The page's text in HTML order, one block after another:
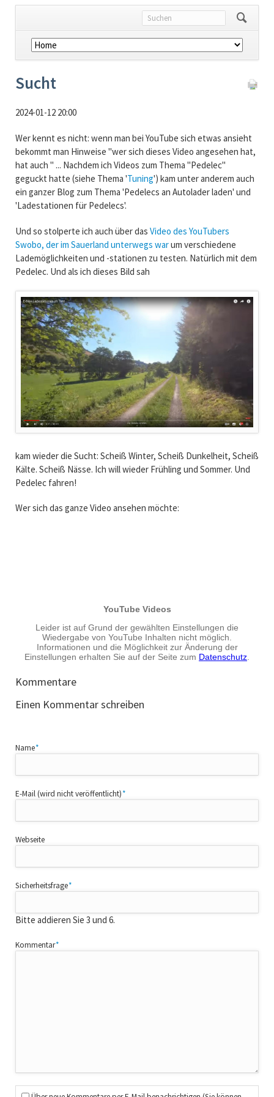
Navigation
überspringen
Sucht
2024-01-12 20:00
Wer kennt es nicht: wenn man bei YouTube sich etwas ansieht
bekommt man Hinweise "wer sich dieses Video angesehen hat,
hat auch " ... Nachdem ich Videos zum Thema "Pedelec"
geguckt hatte (siehe Thema 'Tuning') kam unter anderem auch
ein ganzer Blog zum Thema 'Pedelecs an Autolader laden' und
'Ladestationen für Pedelecs'.
Und so stolperte ich auch über das Video des YouTubers
Swobo, der im Sauerland unterwegs warum verschiedene
Lademöglichkeiten und -stationen zu testen. Natürlich mit dem
Pedelec. Und als ich dieses Bild sah
kam wieder die Sucht: Scheiß Winter, Scheiß Dunkelheit, Scheiß
Kälte. Scheiß Nässe. Ich will wieder Frühling und Sommer. Und
Pedelec fahren!
Wer sich das ganze Video ansehen möchte:
Kommentare
Einen Kommentar schreiben
Pflichtfeld
Name*
Pflichtfeld
E-Mail (wird nicht veröffentlicht)*
Webseite
Pflichtfeld
Sicherheitsfrage*
Bitte addieren Sie 3 und 6.
Pflichtfeld
Kommentar*